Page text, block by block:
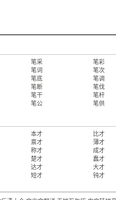
笔采 笔彩
笔词 笔次
笔底 笔调
笔断 笔伐
笔干 笔杆
笔公 笔供
本才 比才
禀才 薄才
称才 成才
楚才 蠢才
达才 大才
短才 钝才